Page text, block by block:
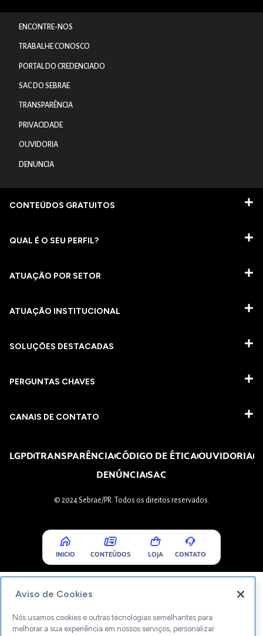
ENCONTRE-NOS
TRABALHE CONOSCO
PORTAL DO CREDENCIADO
SAC DO SEBRAE
TRANSPARÊNCIA
PRIVACIDADE
OUVIDORIA
DENUNCIA
CONTEÚDOS GRATUITOS
QUAL É O SEU PERFIL?
ATUAÇÃO POR SETOR
ATUAÇÃO INSTITUCIONAL
SOLUÇÕES DESTACADAS
PERGUNTAS CHAVES​
CANAIS DE CONTATO
LGPDTRANSPARÊNCIACÓDIGO DE ÉTICAOUVIDORIA
DENÚNCIASAC
© 2024 Sebrae/PR. Todos os direitos reservados.
INICIO CONTEÚDOS LOJA CONTATO
Aviso de Cookies
Nós usamos cookies e outras tecnologias semelhantes para
melhorar a sua experiência em nossos serviços, personalizar